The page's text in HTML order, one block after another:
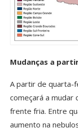
Mudanças a
A partir de quarta-
começará a mudar
frente fria. Entre
aumento na